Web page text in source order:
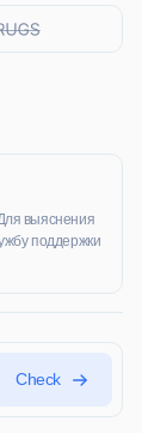
выяснения
поддержки
Check